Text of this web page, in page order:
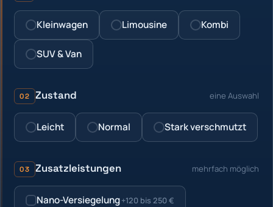
Kleinwagen Limousine Kombi
SUV & Van
02 Zustand eine Auswahl
Leicht Normal Stark verschmutzt
03 Zusatzleistungen mehrfach möglich
Nano-Versiegelung+120 bis 250 €